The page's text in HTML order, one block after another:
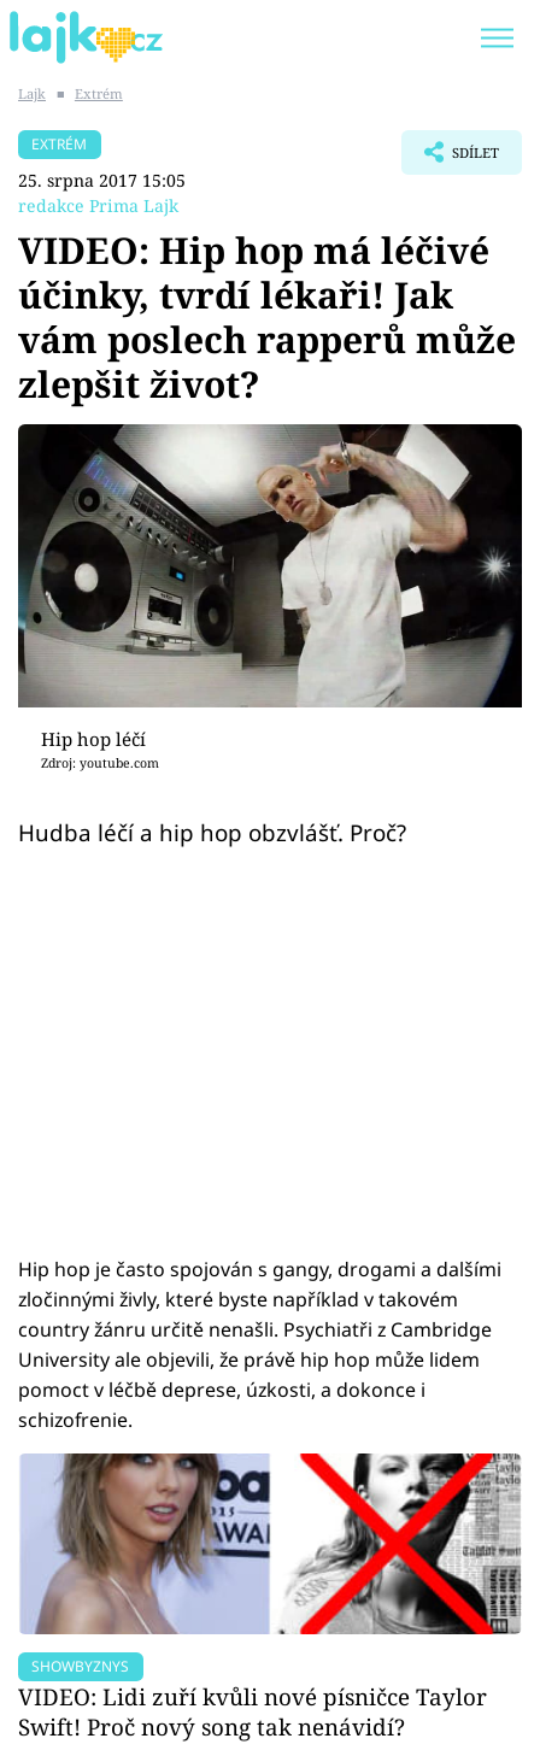
SHOPAHOLICADEL
Témata
Showbyznys
Youtubeři
Virály
Sex a vztahy
Videa
Sledujte prima+
Přihlášení
Sledujte nás
Lajk ■ Extrém
EXTRÉM
25. srpna 2017 15:05
redakce Prima Lajk
SDÍLET
VIDEO: Hip hop má léčivé
účinky, tvrdí lékaři! Jak
vám poslech rapperů může
zlepšit život?
Hip hop léčí
Zdroj: youtube.com
Hudba léčí a hip hop obzvlášť. Proč?
Hip hop je často spojován s gangy, drogami a dalšími
zločinnými živly, které byste například v takovém
country žánru určitě nenašli. Psychiatři z Cambridge
University ale objevili, že právě hip hop může lidem
pomoct v léčbě deprese, úzkosti, a dokonce i
schizofrenie.
SHOWBYZNYS
VIDEO: Lidi zuří kvůli nové písničce Taylor
Swift! Proč nový song tak nenávidí?